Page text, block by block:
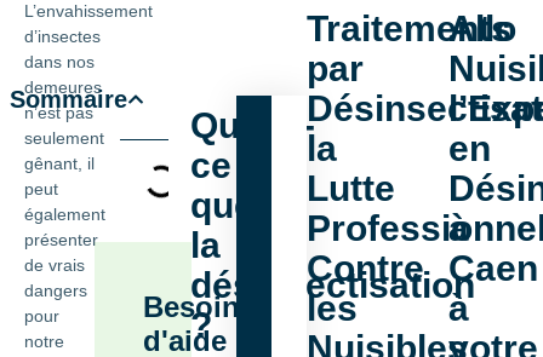
L’envahissement
d’insectes
dans nos
demeures
n’est pas
seulement
gênant, il
peut
également
présenter
de vrais
dangers
pour
notre
Sommaire
Besoin
d'aide
Qu’est-
ce
que
la
désinsectisation
?
Traitements
par
la
Lutte
Contre
les
Nuisibles
Allo
en
à
Caen
à
votre